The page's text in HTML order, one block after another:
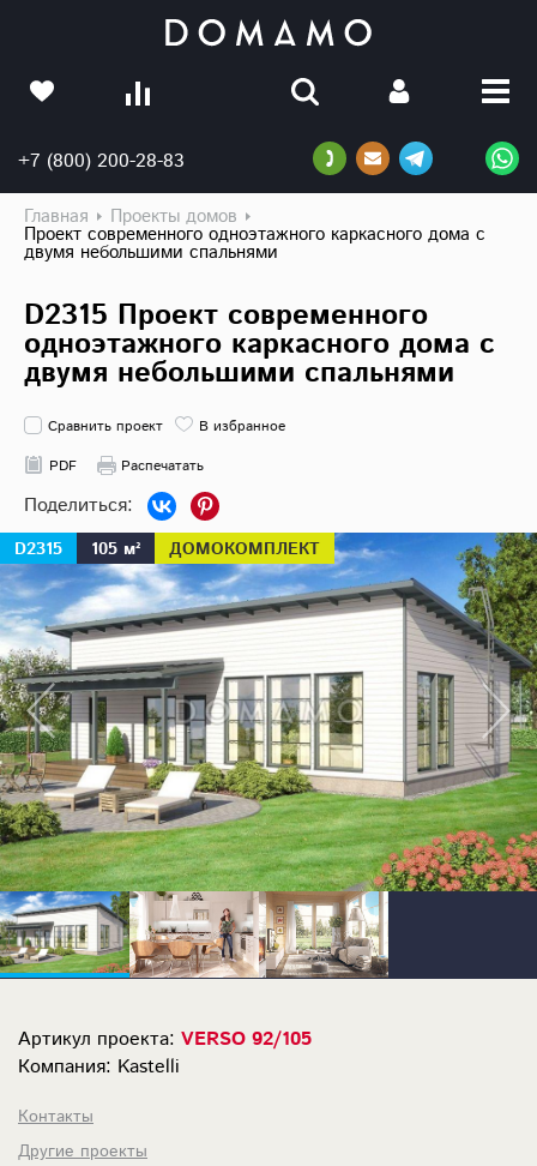
+7 (800) 200-28-83
Главная Проекты домов
Проект современного одноэтажного каркасного дома с
двумя небольшими спальнями
D2315 Проект современного
одноэтажного каркасного дома с
двумя небольшими спальнями
Сравнить проект
В избранное
PDF
Распечатать
D2315 105 м² ДОМОКОМПЛЕКТ
Артикул проекта: VERSO 92/105
Компания: Kastelli
Контакты
Другие проекты